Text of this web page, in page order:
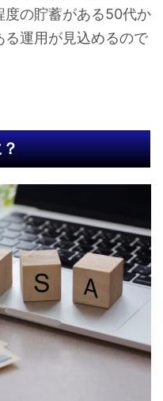
度の貯蓄がある50代か
る運用が見込めるので